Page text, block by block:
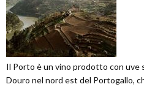
Il Porto è un vino prodotto con uve
Douro nel nord est del Portogallo,